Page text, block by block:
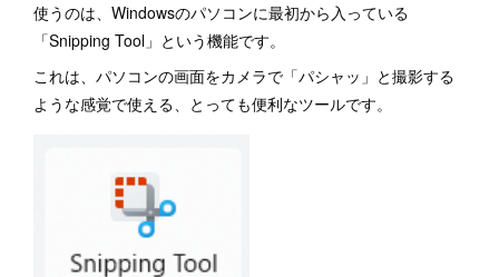
使うのは、Windowsのパソコンに最初から入っている
「Snipping Tool」という機能です。
これは、パソコンの画面をカメラで「パシャッ」と撮影する
ような感覚で使える、とっても便利なツールです。